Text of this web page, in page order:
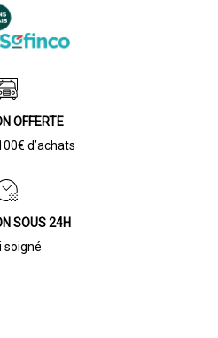
OFFERTE
d’achats
SOUS 24H
soigné